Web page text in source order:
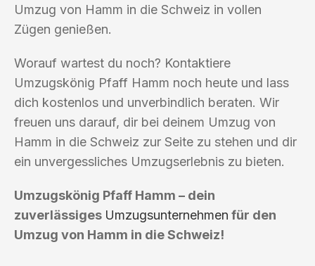
Umzug von Hamm in die Schweiz in vollen
Zügen genießen.
Worauf wartest du noch? Kontaktiere
Umzugskönig Pfaff Hamm noch heute und lass
dich kostenlos und unverbindlich beraten. Wir
freuen uns darauf, dir bei deinem Umzug von
Hamm in die Schweiz zur Seite zu stehen und dir
ein unvergessliches Umzugserlebnis zu bieten.
Umzugskönig Pfaff Hamm – dein
zuverlässiges Umzugsunternehmen für den
Umzug von Hamm in die Schweiz!